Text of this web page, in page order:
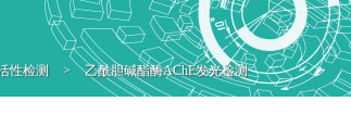
性检测 > 乙酰胆碱酯酶AChE发光检测